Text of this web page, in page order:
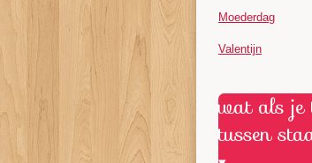
Moederdag
Valentijn
wat als je
tussen